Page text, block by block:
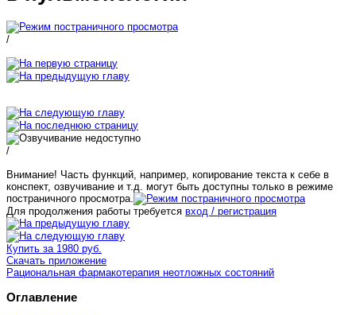
/
/
Внимание! Часть функций, например, копирование текста к себе в
конспект, озвучивание и т.д. могут быть доступны только в режиме
постраничного просмотра.
Для продолжения работы требуется вход / регистрация
Купить за 1980 руб.
Скачать приложение
Рациональная фармакотерапия неотложных состояний
Оглавление